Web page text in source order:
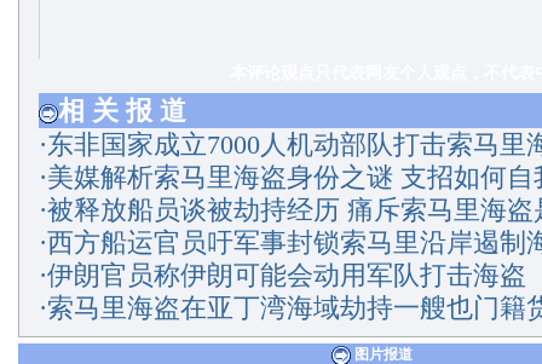
相 关 报 道
·东非国家成立7000人机动部队打击索马里
·美媒解析索马里海盗身份之谜 支招如何自
·被释放船员谈被劫持经历 痛斥索马里海盗
·西方船运官员吁军事封锁索马里沿岸遏制
·伊朗官员称伊朗可能会动用军队打击海盗
·索马里海盗在亚丁湾海域劫持一艘也门籍
图片报道